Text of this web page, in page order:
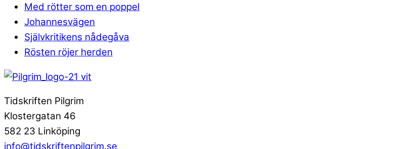
Med rötter som en poppel
Johannesvägen
Självkritikens nådegåva
Rösten röjer herden
Tidskriften Pilgrim
Klostergatan 46
582 23 Linköping
info@tidskriftenpilgrim.se